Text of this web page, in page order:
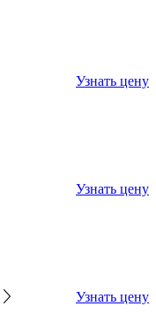
Узнать цену
Узнать цену
Узнать цену